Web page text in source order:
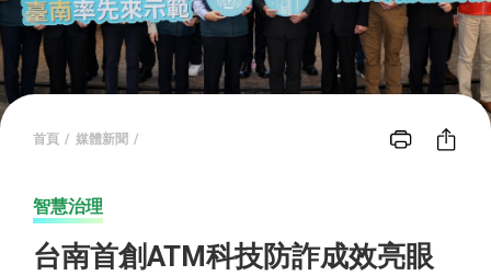
首頁 媒體新聞
智慧治理
台南首創ATM科技防詐成效亮眼